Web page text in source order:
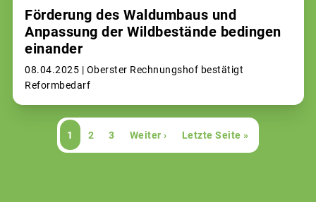
Förderung des Waldumbaus und
Anpassung der Wildbestände bedingen
einander
08.04.2025 | Oberster Rechnungshof bestätigt
Reformbedarf
Seitennummerierung
Aktuelle
Seite
1 Page
2 Page
3
Nächste
Seite
Weiter ›
Letzte
Seite
Letzte Seite »